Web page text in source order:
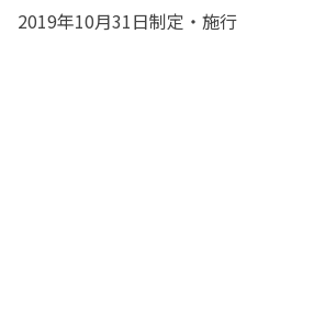
2019年10月31日制定・施行